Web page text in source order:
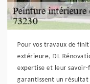
Pour vos travaux de
extérieure, DL
expertise et leur
garantissent un